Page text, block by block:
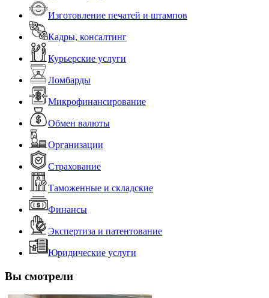
Изготовление печатей и штампов
Кадры, консалтинг
Курьерские услуги
Ломбарды
Микрофинансирование
Обмен валюты
Организации
Страхование
Таможенные и складские
Финансы
Экспертиза и патентование
Юридические услуги
Вы смотрели